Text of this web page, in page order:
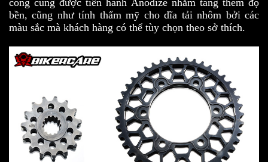
công cũng được tiến hành Anodize nhằm tăng thêm độ
bền, cũng như tính thẩm mỹ cho dĩa tải nhôm bởi các
màu sắc mà khách hàng có thể tùy chọn theo sở thích.